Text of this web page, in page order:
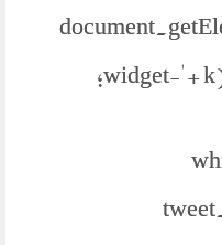
widget-' +